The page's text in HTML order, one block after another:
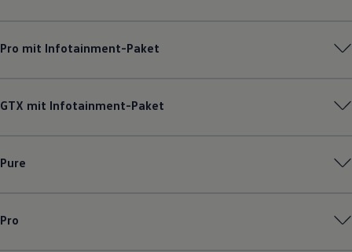
Pro mit Infotainment-Paket
GTX mit Infotainment-Paket
Pure
Pro